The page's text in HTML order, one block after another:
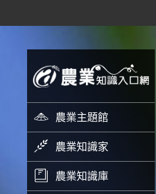
苗栗場農情月
農業主題館
農業知識家
農業知識庫